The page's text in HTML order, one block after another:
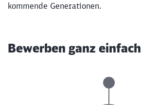
kommende Generationen.
Bewerben ganz einfach